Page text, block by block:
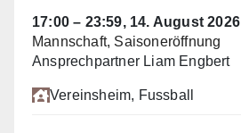
17:00 – 23:59, 14. August 2026
Mannschaft, Saisoneröffnung
Ansprechpartner Liam Engbert
Vereinsheim, Fussball